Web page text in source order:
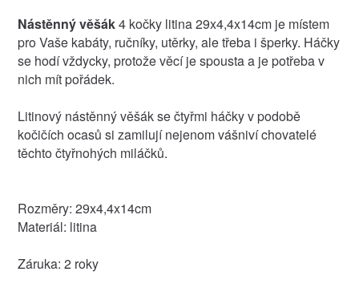
Nástěnný věšák4 kočky litina 29x4,4x14cm je místem
pro Vaše kabáty, ručníky, utěrky, ale třeba i šperky. Háčky
se hodí vždycky, protože věcí je spousta a je potřeba v
nich mít pořádek.
Litinový nástěnný věšák se čtyřmi háčky v podobě
kočičích ocasů si zamilují nejenom vášniví chovatelé
těchto čtyřnohých miláčků.
Rozměry: 29x4,4x14cm
Materiál: litina
Záruka: 2 roky